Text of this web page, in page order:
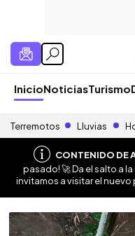
InicioNoticiasTurismo
Terremotos Lluvias
CONTENIDO DE
pasado! 🚀 Da el salto a
invitamos a visitar el